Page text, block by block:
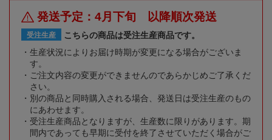
発送予定：4月下旬 以降順次発送
受注生産
こちらの商品は受注生産商品です。
生産状況によりお届け時期が変更になる場合がございま
す。
ご注文内容の変更ができませんのであらかじめご了承くだ
さい。
別の商品と同時購入される場合、発送日は受注生産のもの
にあわせます。
受注生産商品となりますが、生産数に限りがあります。期
間内であっても早期に受付を終了させていただく場合がご